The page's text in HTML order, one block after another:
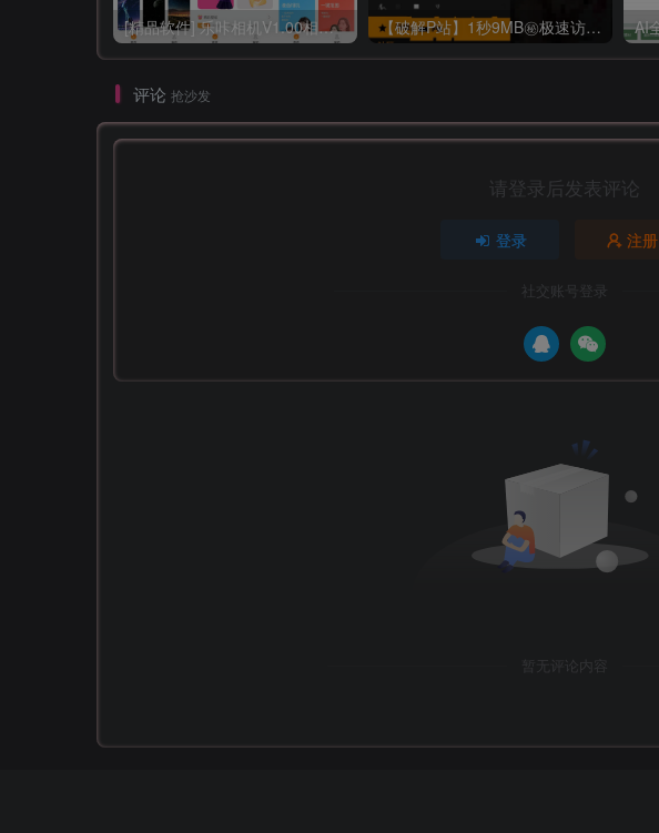
[精品软件] 乐咔相机V1.00相机功能强大 【破解P站】1秒9MB㊙极速访问外网?永不和谐不限速秒谷歌
评论 抢沙发
请登录后发表评论
登录 注册
社交账号登录
暂无评论内容